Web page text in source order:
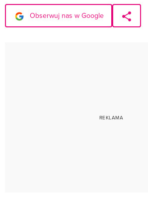
Obserwuj nas w Google